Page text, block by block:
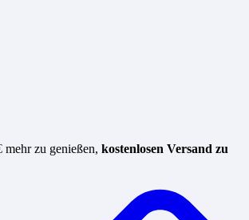
mehr zu genießen, kostenlosen Versand zu